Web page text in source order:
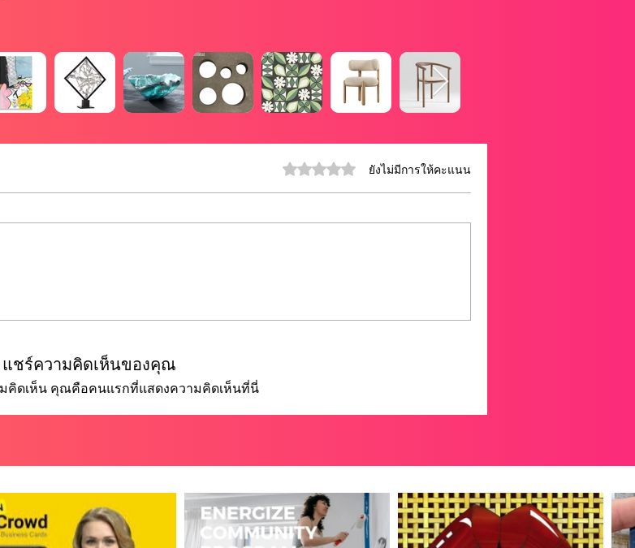
ได้รับ 0 เต็ม 5 ดาว ยังไม่มีการให้คะแนน
แชร์ความคิดเห็นของคุณ
คิดเห็น คุณคือคนแรกที่แสดงความคิดเห็นที่นี่